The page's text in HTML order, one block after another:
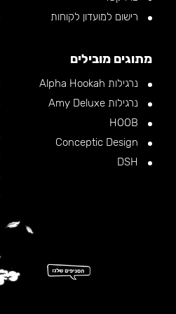
רישום למועדון לקוחות
מתוגים מובילים
נרגילות Alpha Hookah
נרגילות Amy Deluxe